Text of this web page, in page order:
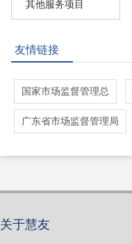
其他服务项目
友情链接
国家市场监督管理总
广东省市场监督管理局
关于慧友